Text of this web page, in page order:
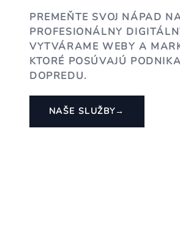
PREMEŇTE SVOJ NÁPAD
PROFESIONÁLNY
VYTVÁRAME WEBY A
KTORÉ POSÚVAJÚ
DOPREDU.
NAŠE SLUŽBY→